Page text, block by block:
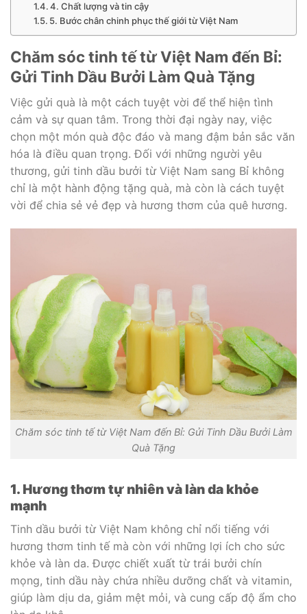
4. Chất lượng và tin cậy
5. Bước chân chinh phục thế giới từ Việt Nam
Chăm sóc tinh tế từ Việt Nam đến Bỉ:
Gửi Tinh Dầu Bưởi Làm Quà Tặng
Việc gửi quà là một cách tuyệt vời để thể hiện tình
cảm và sự quan tâm. Trong thời đại ngày nay, việc
chọn một món quà độc đáo và mang đậm bản sắc văn
hóa là điều quan trọng. Đối với những người yêu
thương, gửi tinh dầu bưởi từ Việt Nam sang Bỉ không
chỉ là một hành động tặng quà, mà còn là cách tuyệt
vời để chia sẻ vẻ đẹp và hương thơm của quê hương.
Chăm sóc tinh tế từ Việt Nam đến Bỉ: Gửi Tinh Dầu Bưởi Làm
Quà Tặng
1. Hương thơm tự nhiên và làn da khỏe
mạnh
Tinh dầu bưởi từ Việt Nam không chỉ nổi tiếng với
hương thơm tinh tế mà còn với những lợi ích cho sức
khỏe và làn da. Được chiết xuất từ trái bưởi chín
mọng, tinh dầu này chứa nhiều dưỡng chất và vitamin,
giúp làm dịu da, giảm mệt mỏi, và cung cấp độ ẩm cho